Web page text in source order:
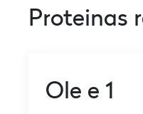
Proteinas
Ole e 1